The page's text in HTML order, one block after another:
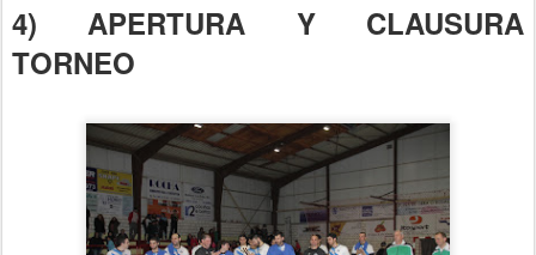
4) APERTURA Y CLAUSURA
TORNEO